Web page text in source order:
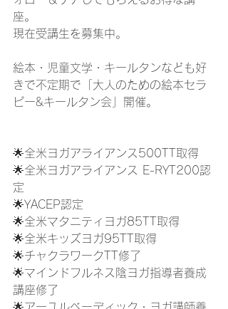
座。
現在受講生を募集中。
絵本・児童文学・キールタンなども好
きで不定期で「大人のための絵本セラ
ピー&キールタン会」開催。
🌟全米ヨガアライアンス500TT取得
🌟全米ヨガアライアンス E-RYT200認
定
🌟YACEP認定
🌟全米マタニティヨガ85TT取得
🌟全米キッズヨガ95TT取得
🌟チャクラワークTT修了
🌟マインドフルネス陰ヨガ指導者養成
講座修了